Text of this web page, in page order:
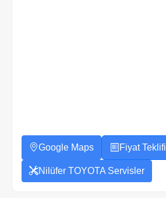
Google Maps Fiyat Teklifi
Nilüfer TOYOTA Servisler